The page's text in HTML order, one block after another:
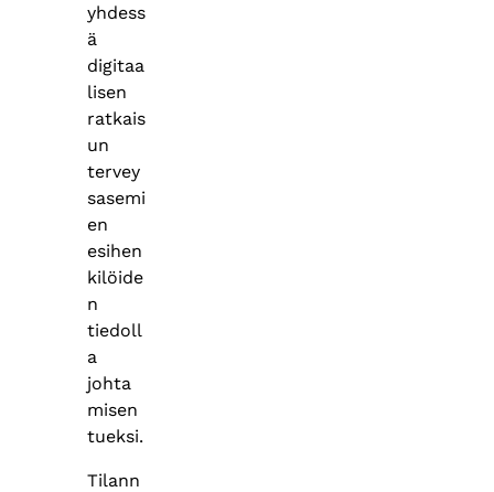
yhdess
ä
digitaa
lisen
ratkais
un
tervey
sasemi
en
esihen
kilöide
n
tiedoll
a
johta
misen
tueksi.
Tilann